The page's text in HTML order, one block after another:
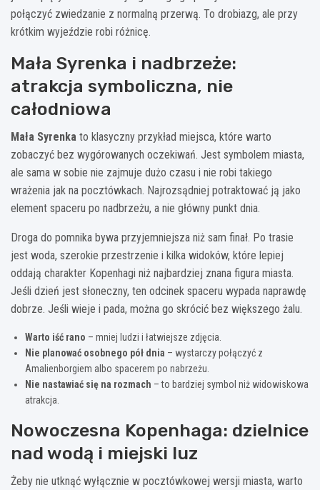
połączyć zwiedzanie z normalną przerwą. To drobiazg, ale przy
krótkim wyjeździe robi różnicę.
Mała Syrenka i nadbrzeże:
atrakcja symboliczna, nie
całodniowa
Mała Syrenka to klasyczny przykład miejsca, które warto
zobaczyć bez wygórowanych oczekiwań. Jest symbolem miasta,
ale sama w sobie nie zajmuje dużo czasu i nie robi takiego
wrażenia jak na pocztówkach. Najrozsądniej potraktować ją jako
element spaceru po nadbrzeżu, a nie główny punkt dnia.
Droga do pomnika bywa przyjemniejsza niż sam finał. Po trasie
jest woda, szerokie przestrzenie i kilka widoków, które lepiej
oddają charakter Kopenhagi niż najbardziej znana figura miasta.
Jeśli dzień jest słoneczny, ten odcinek spaceru wypada naprawdę
dobrze. Jeśli wieje i pada, można go skrócić bez większego żalu.
Warto iść rano – mniej ludzi i łatwiejsze zdjęcia.
Nie planować osobnego pół dnia – wystarczy połączyć z
Amalienborgiem albo spacerem po nabrzeżu.
Nie nastawiać się na rozmach – to bardziej symbol niż widowiskowa
atrakcja.
Nowoczesna Kopenhaga: dzielnice
nad wodą i miejski luz
Żeby nie utknąć wyłącznie w pocztówkowej wersji miasta, warto